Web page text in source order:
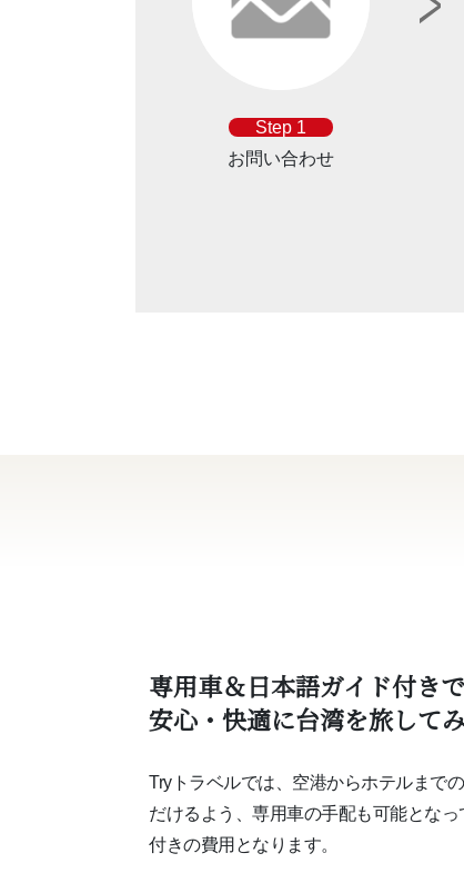
Step 1
お問い合わせ
専用車＆日本語ガイド付きで
安心・快適に台湾を旅して
Tryトラベルでは、空港からホテルまで
だけるよう、専⽤⾞の⼿配も可能とな
付きの費⽤となります。